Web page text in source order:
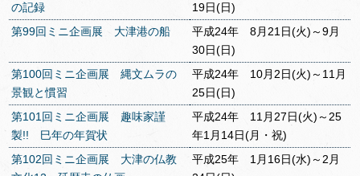
の記録
19日(日)
第99回ミニ企画展 大津港の船
平成24年 8月21日(火)～9月
30日(日)
第100回ミニ企画展 縄文ムラの
景観と慣習
平成24年 10月2日(火)～11月
25日(日)
第101回ミニ企画展 趣味家謹
製!! 巳年の年賀状
平成24年 11月27日(火)～25
年1月14日(月・祝)
第102回ミニ企画展 大津の仏教
平成25年 1月16日(水)～2月